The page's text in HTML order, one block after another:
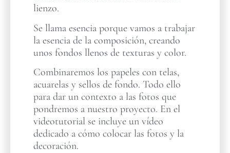
lienzo.
Se llama esencia porque vamos a trabajar
la esencia de la composición, creando
unos fondos llenos de texturas y color.
Combinaremos los papeles con telas,
acuarelas y sellos de fondo. Todo ello
para dar un contexto a las fotos que
pondremos a nuestro proyecto. En el
videotutorial se incluye un vídeo
dedicado a cómo colocar las fotos y la
decoración.